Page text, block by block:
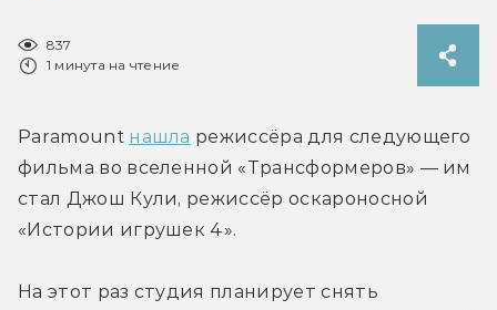
837
1 минута на чтение
Paramount нашла режиссёра для следующего
фильма во вселенной «Трансформеров» — им
стал Джош Кули, режиссёр оскароносной
«Истории игрушек 4».
На этот раз студия планирует снять